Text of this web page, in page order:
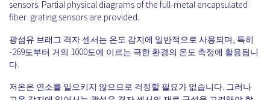
sensors. Partial physical diagrams of the full-metal encapsulated
fiber grating sensors are provided.
광섬유 브래그 격자 센서는 온도 감지에 일반적으로 사용되며, 특히
-269도부터 거의 1000도에 이르는 극한 환경의 온도 측정에 활용됩니
다.
저온은 연소를 일으키지 않으므로 걱정할 필요가 없습니다. 그러나